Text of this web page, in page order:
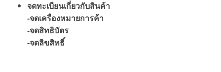
จดทะเบียนเกี่ยวกับสินค้า
-จดเครื่องหมายการค้า
-จดสิทธิบัตร
-จดลิขสิทธิ์